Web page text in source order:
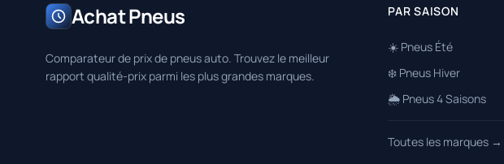
Achat Pneus
Comparateur de prix de pneus auto. Trouvez le meilleur
rapport qualité-prix parmi les plus grandes marques.
PAR SAISON
☀️ Pneus Été
❄️ Pneus Hiver
🌦️ Pneus 4 Saisons
Toutes les marques →